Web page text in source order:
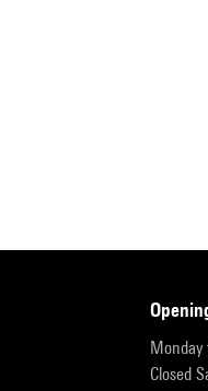
Monday
Closed